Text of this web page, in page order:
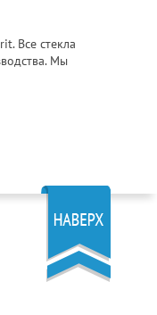
Все стекла
Мы